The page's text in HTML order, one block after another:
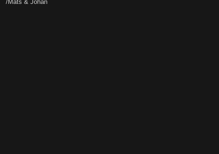
/Mats & Johan